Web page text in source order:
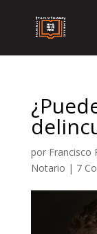
por Francisco
Notario | 7